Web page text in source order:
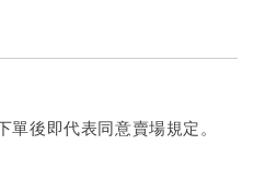
後即代表同意賣場規定。